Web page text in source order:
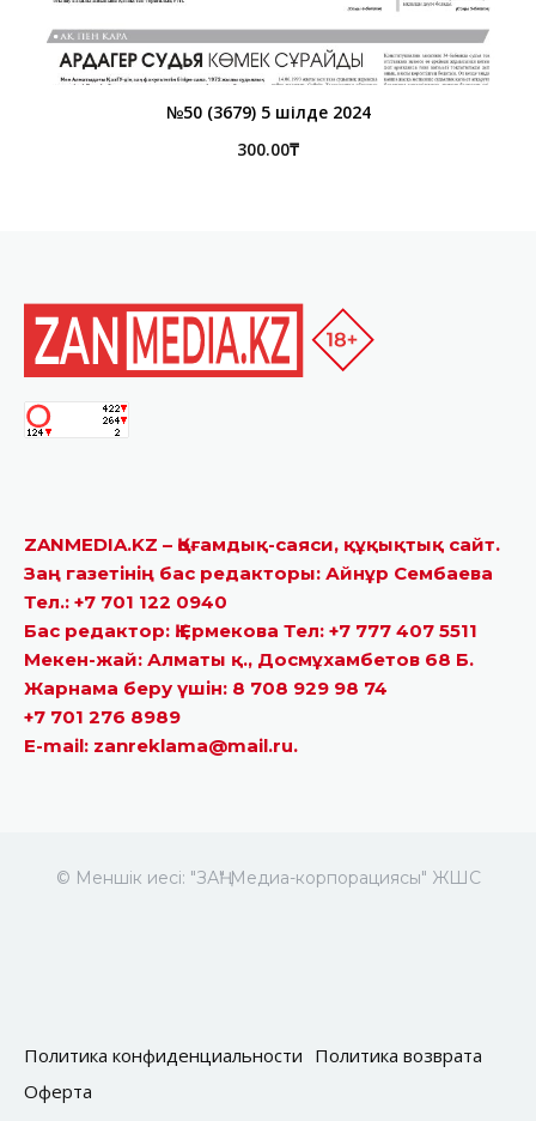
№50 (3679) 5 шілде 2024
300.00₸
ZANMEDIA.KZ – Қоғамдық-саяси, құқықтық сайт.
Заң газетінің бас редакторы: Айнұр Сембаева
Тел.: +7 701 122 0940
Бас редактор: Қ.Ермекова Тел: +7 777 407 5511
Мекен-жай: Алматы қ., Досмұхамбетов 68 Б.
Жарнама беру үшін: 8 708 929 98 74
+7 701 276 8989
E-mail: zanreklama@mail.ru.
© Меншік иесі: "ЗАҢ" Медиа-корпорациясы" ЖШС
Политика конфиденциальности Политика возврата
Оферта